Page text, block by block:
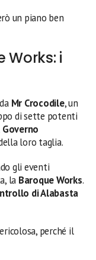
un piano ben
Works: i
Mr Crocodile, un
di sette potenti
Governo
loro taglia.
gli eventi
la Baroque Works.
di Alabasta
perché il